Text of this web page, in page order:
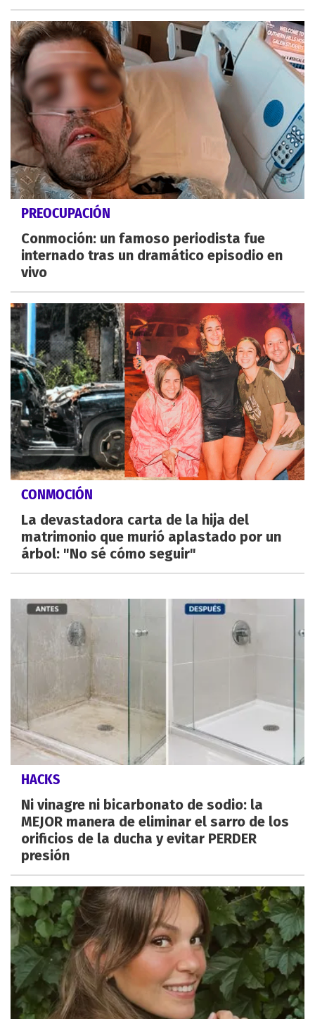
PREOCUPACIÓN
Conmoción: un famoso periodista fue
internado tras un dramático episodio en
vivo
CONMOCIÓN
La devastadora carta de la hija del
matrimonio que murió aplastado por un
árbol: "No sé cómo seguir"
HACKS
Ni vinagre ni bicarbonato de sodio: la
MEJOR manera de eliminar el sarro de los
orificios de la ducha y evitar PERDER
presión